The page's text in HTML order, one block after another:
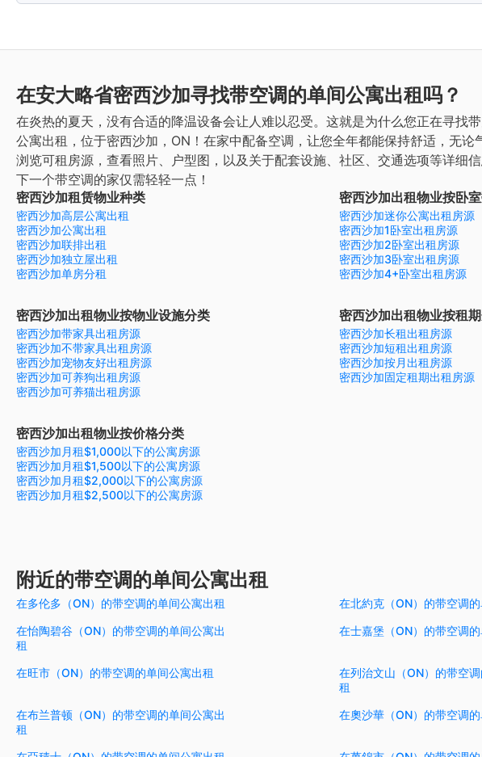
在安大略省密西沙加寻找带空调的单间公寓出租吗？
在炎热的夏天，没有合适的降温设备会让人难以忍受。这就是为什么您正在寻找
公寓出租，位于密西沙加，ON！在家中配备空调，让您全年都能保持舒适，无论
浏览可租房源，查看照片、户型图，以及关于配套设施、社区、交通选项等详细信
下一个带空调的家仅需轻轻一点！
密西沙加租赁物业种类
密西沙加高层公寓出租
密西沙加公寓出租
密西沙加联排出租
密西沙加独立屋出租
密西沙加单房分租
密西沙加出租物业按卧
密西沙加迷你公寓出租房源
密西沙加1卧室出租房源
密西沙加2卧室出租房源
密西沙加3卧室出租房源
密西沙加4+卧室出租房源
密西沙加出租物业按物业设施分类
密西沙加带家具出租房源
密西沙加不带家具出租房源
密西沙加宠物友好出租房源
密西沙加可养狗出租房源
密西沙加可养猫出租房源
密西沙加出租物业按租
密西沙加长租出租房源
密西沙加短租出租房源
密西沙加按月出租房源
密西沙加固定租期出租房源
密西沙加出租物业按价格分类
密西沙加月租$1,000以下的公寓房源
密西沙加月租$1,500以下的公寓房源
密西沙加月租$2,000以下的公寓房源
密西沙加月租$2,500以下的公寓房源
附近的带空调的单间公寓出租
在多伦多（ON）的带空调的单间公寓出租
在北約克（ON）的带空调
在怡陶碧谷（ON）的带空调的单间公寓出
租
在士嘉堡（ON）的带空调
在旺市（ON）的带空调的单间公寓出租
在列治文山（ON）的带空
租
在布兰普顿（ON）的带空调的单间公寓出
租
在奧沙華（ON）的带空调